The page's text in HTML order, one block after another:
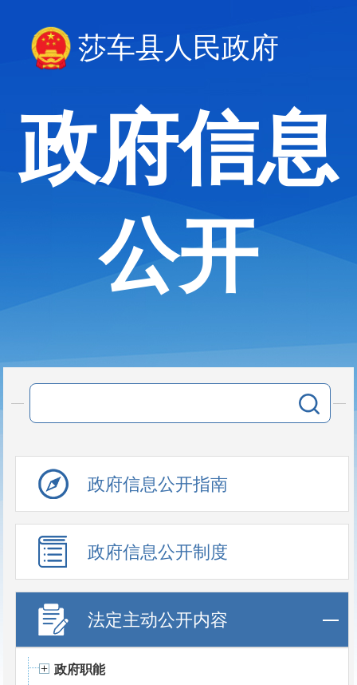
莎车县人民政府
政府信息
公开
政府信息公开指南
政府信息公开制度
法定主动公开内容
政府职能